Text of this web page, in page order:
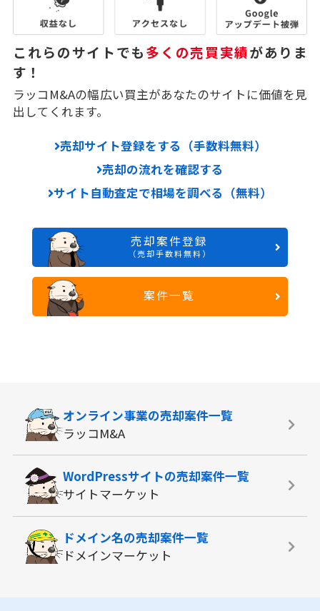
これらのサイトでも多くの売買実績がありま
す！
ラッコM&Aの幅広い買主があなたのサイトに価値を見
出してくれます。
売却サイト登録をする（手数料無料）
売却の流れを確認する
サイト自動査定で相場を調べる（無料）
売却案件登録
（売却手数料無料）
案件一覧
オンライン事業の売却案件一覧
ラッコM&A
WordPressサイトの売却案件一覧
サイトマーケット
ドメイン名の売却案件一覧
ドメインマーケット